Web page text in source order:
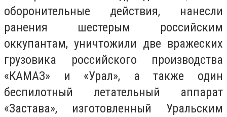
оборонительные действия, нанесли
ранения шестерым российским
оккупантам, уничтожили две вражеских
грузовика российского производства
«КАМАЗ» и «Урал», а также один
беспилотный летательный аппарат
«Застава», изготовленный Уральским